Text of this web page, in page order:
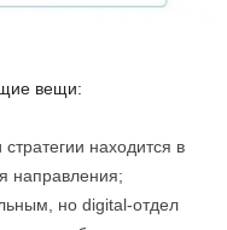
вещи:
находится в
направления;
но digital-отдел